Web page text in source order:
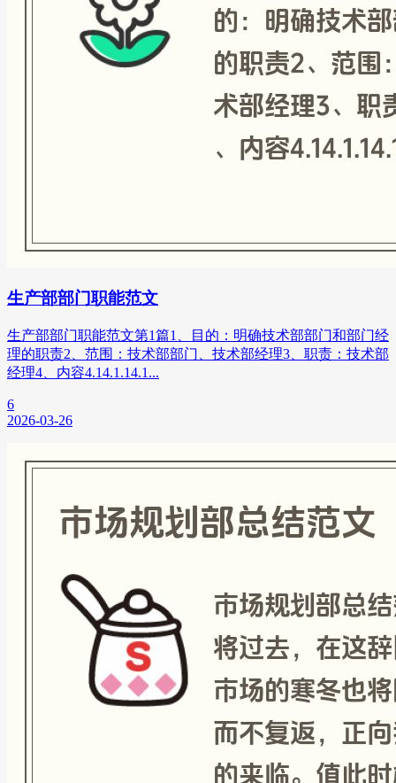
生产部部门职能范文
生产部部门职能范文第1篇1、目的：明确技术部部门和部门经
理的职责2、范围：技术部部门、技术部经理3、职责：技术部
经理4、内容4.14.1.14.1...
6
2026-03-26